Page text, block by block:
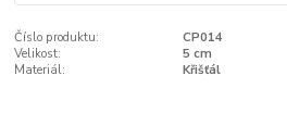
Číslo produktu:
CP014
Velikost:
5 cm
Materiál:
Křišťál